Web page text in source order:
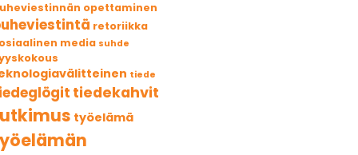
opettaminen
retoriikka
media suhde
tiede
tiedekahvit
työelämä